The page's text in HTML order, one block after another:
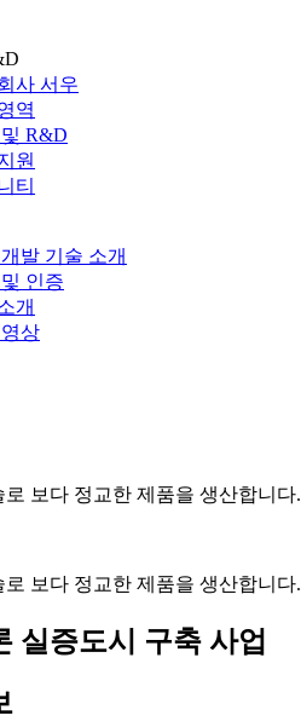
사 서우
역
R&D
원
티
발 기술 소개
인증
개
상
로 보다 정교한 제품을 생산합니다.
로 보다 정교한 제품을 생산합니다.
실증도시 구축 사업